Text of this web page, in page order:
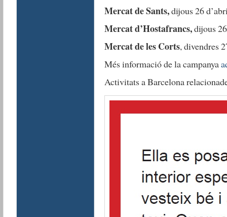
Mercat de Sants,dijous 26
Mercat d’Hostafrancs,dijous
Mercat de les Corts, divendres
Més informació de la campanya
Activitats a Barcelona